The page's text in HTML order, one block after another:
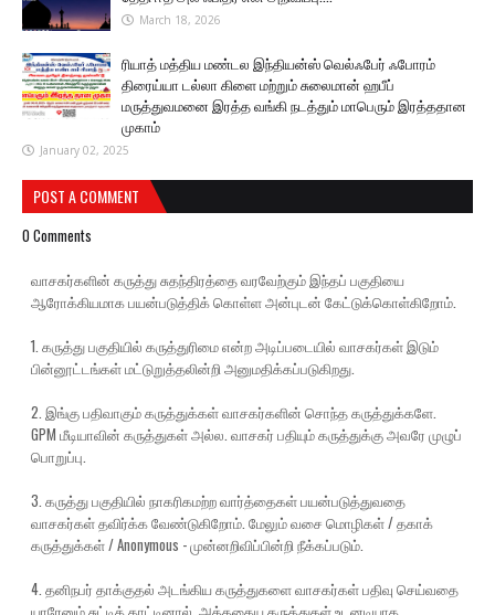
March 18, 2026
ரியாத் மத்திய மண்டல இந்தியன்ஸ் வெல்ஃபேர் ஃபோரம்
திரைய்யா டல்லா கிளை மற்றும் சுலைமான் ஹபீப்
மருத்துவமனை இரத்த வங்கி நடத்தும் மாபெரும் இரத்ததான
முகாம்
January 02, 2025
POST A COMMENT
0 Comments
வாசகர்களின் கருத்து சுதந்திரத்தை வரவேற்கும் இந்தப் பகுதியை
ஆரோக்கியமாக பயன்படுத்திக் கொள்ள அன்புடன் கேட்டுக்கொள்கிறோம்.
1. கருத்து பகுதியில் கருத்துரிமை என்ற அடிப்படையில் வாசகர்கள் இடும்
பின்னூட்டங்கள் மட்டுறுத்தலின்றி அனுமதிக்கப்படுகிறது.
2. இங்கு பதிவாகும் கருத்துக்கள் வாசகர்களின் சொந்த கருத்துக்களே.
GPM மீடியாவின் கருத்துகள் அல்ல. வாசகர் பதியும் கருத்துக்கு அவரே முழுப்
பொறுப்பு.
3. கருத்து பகுதியில் நாகரிகமற்ற வார்த்தைகள் பயன்படுத்துவதை
வாசகர்கள் தவிர்க்க வேண்டுகிறோம். மேலும் வசை மொழிகள் / தகாக்
கருத்துக்கள் / Anonymous - முன்னறிவிப்பின்றி நீக்கப்படும்.
4. தனிநபர் தாக்குதல் அடங்கிய கருத்துகளை வாசகர்கள் பதிவு செய்வதை
யாரேனும் சுட்டிக் காட்டினால், அத்தகைய கருத்துகள் உடனடியாக